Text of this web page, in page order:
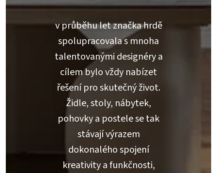
v průběhu let značka hrdě
spolupracovala s mnoha
talentovanými designéry a
cílem bylo vždy nabízet
řešení pro skutečný život.
Židle, stoly, nábytek,
pohovky a postele se tak
stávají výrazem
dokonalého spojení
kreativity a funkčnosti,